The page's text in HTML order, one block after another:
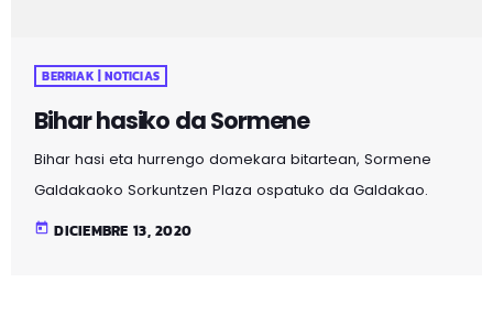
BERRIAK | NOTICIAS
Bihar hasiko da Sormene
Bihar hasi eta hurrengo domekara bitartean, Sormene
Galdakaoko Sorkuntzen Plaza ospatuko da Galdakao.
Hori izpide izan dugu irratian Edurne Espilla Euskara
today DICIEMBRE 13, 2020